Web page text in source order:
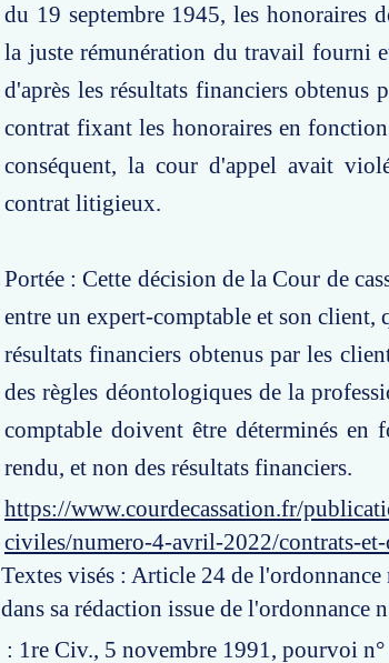
du 19 septembre 1945, les honoraires
la juste rémunération du travail fourni
d'après les résultats financiers
contrat fixant les honoraires en
conséquent, la cour d'appel avait
contrat litigieux.
Portée : Cette décision de la Cour de
entre un expert-comptable et son
résultats financiers obtenus par les
des règles déontologiques de la
comptable doivent être déterminés
rendu, et non des résultats financiers.
https://www.courdecassation.fr/
civiles/numero-4-avril-2022/contrats-
Textes visés : Article 24 de
dans sa rédaction issue de
: 1re Civ., 5 novembre 1991, pourvoi